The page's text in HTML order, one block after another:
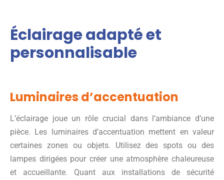
Éclairage adapté et
personnalisable
Luminaires d’accentuation
L’éclairage joue un rôle crucial dans l’ambiance d’une
pièce. Les luminaires d’accentuation mettent en valeur
certaines zones ou objets. Utilisez des spots ou des
lampes dirigées pour créer une atmosphère chaleureuse
et accueillante. Quant aux installations de sécurité